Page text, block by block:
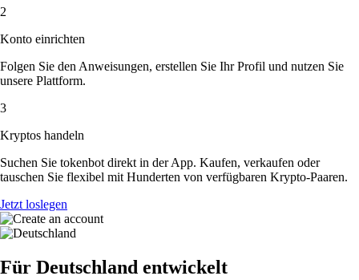
2
Konto einrichten
Folgen Sie den Anweisungen, erstellen Sie Ihr Profil und nutzen Sie
unsere Plattform.
3
Kryptos handeln
Suchen Sie tokenbot direkt in der App. Kaufen, verkaufen oder
tauschen Sie flexibel mit Hunderten von verfügbaren Krypto-Paaren.
Jetzt loslegen
Für Deutschland entwickelt